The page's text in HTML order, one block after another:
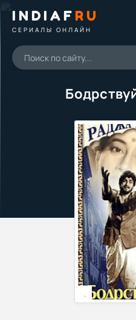
INDIAFRU
СЕРИАЛЫ ОНЛАЙН
,